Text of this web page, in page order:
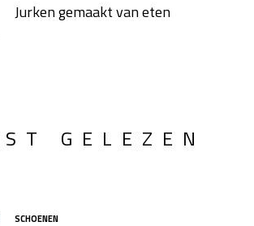
Jurken gemaakt van eten
GELEZEN
SCHOENEN